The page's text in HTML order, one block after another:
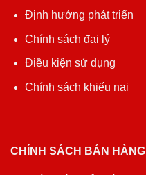
Định hướng phát triển
Chính sách đại lý
Điều kiện sử dụng
Chính sách khiếu nại
CHÍNH SÁCH BÁN HÀNG